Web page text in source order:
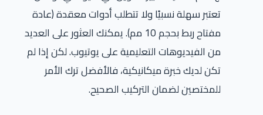
تعتبر سهلة نسبيًا ولا تتطلب أدوات معقدة (عادة
مفتاح ربط بحجم 10 مم). يمكنك العثور على العديد
من الفيديوهات التعليمية على يوتيوب. لكن إذا لم
تكن لديك خبرة ميكانيكية، فالأفضل ترك الأمر
للمختصين لضمان التركيب الصحيح.